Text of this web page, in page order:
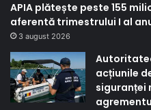
APIA plătește peste 155
aferentă trimestrului I al
3 august 2026
acțiunile
siguranței